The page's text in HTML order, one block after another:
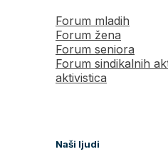
Forum mladih
Forum žena
Forum seniora
Forum sindikalnih
aktivistica
Naši ljudi